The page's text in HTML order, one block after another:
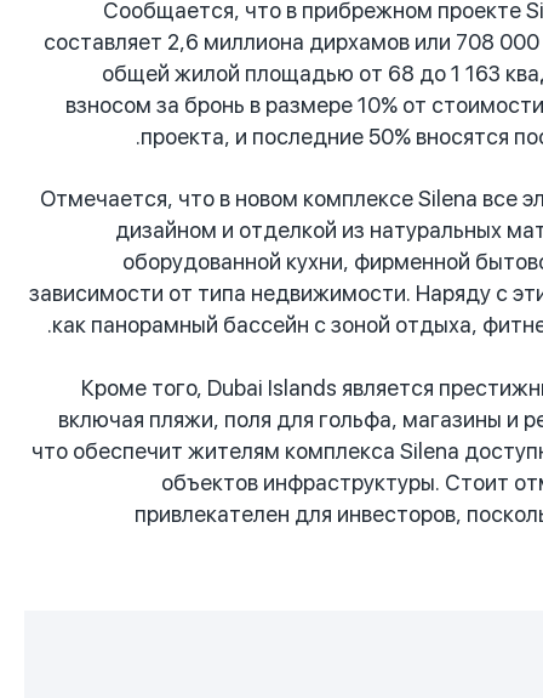
Сообщается, что в прибрежном проекте
составляет 2,6 миллиона дирхамов или 708
общей жилой площадью от 68 до 1 163
взносом за бронь в размере 10% от
проекта, и последние 50% вносятся
Отмечается, что в новом комплексе Silena все
дизайном и отделкой из натуральных
оборудованной кухни, фирменной
зависимости от типа недвижимости. Наряду с
как панорамный бассейн с зоной отдыха,
Кроме того, Dubai Islands является
включая пляжи, поля для гольфа, магазины и
что обеспечит жителям комплекса Silena
объектов инфраструктуры. Стоит
привлекателен для инвесторов,